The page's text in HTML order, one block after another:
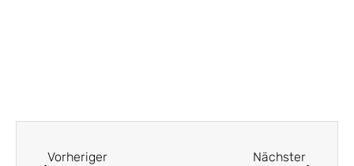
Vorheriger Nächster